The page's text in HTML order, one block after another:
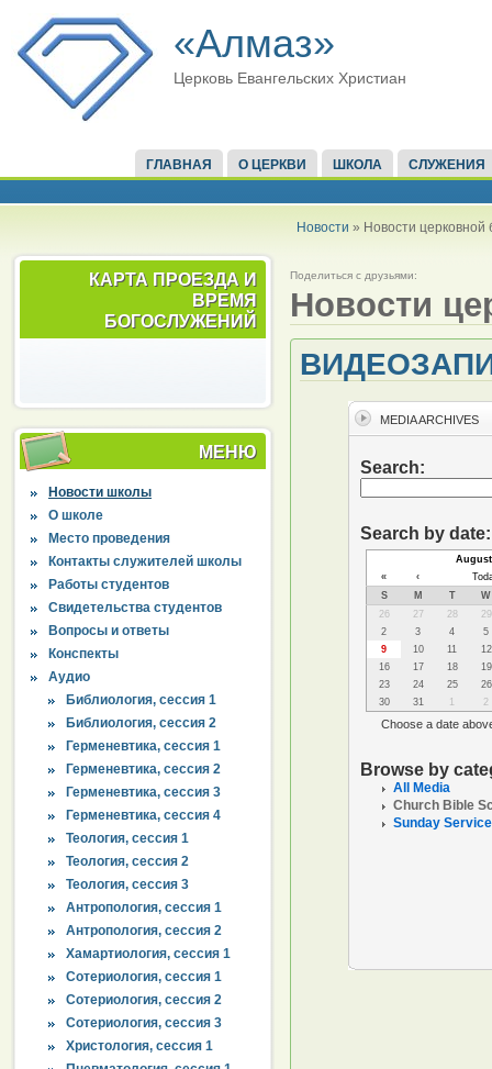
«Алмаз»
Церковь Евангельских Христиан
ГЛАВНАЯ О ЦЕРКВИ ШКОЛА СЛУЖЕНИЯ
Новости » Новости церковной
КАРТА ПРОЕЗДА И
ВРЕМЯ
БОГОСЛУЖЕНИЙ
МЕНЮ
Новости школы
О школе
Место проведения
Контакты служителей школы
Работы студентов
Свидетельства студентов
Вопросы и ответы
Конспекты
Аудио
Библиология, сессия 1
Библиология, сессия 2
Герменевтика, сессия 1
Герменевтика, сессия 2
Герменевтика, сессия 3
Герменевтика, сессия 4
Теология, сессия 1
Теология, сессия 2
Теология, сессия 3
Антропология, сессия 1
Антропология, сессия 2
Хамартиология, сессия 1
Сотериология, сессия 1
Сотериология, сессия 2
Сотериология, сессия 3
Христология, сессия 1
Поделиться с друзьями:
Новости